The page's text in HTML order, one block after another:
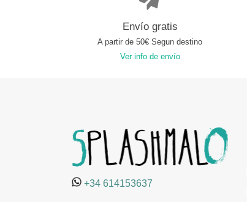
Envío gratis
A partir de 50€ Segun destino
Ver info de envío
+34 614153637